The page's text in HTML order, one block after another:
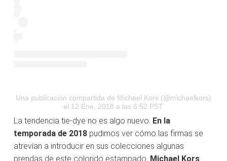
Una publicación compartida de Michael Kors (@michaelkors)
el 12 Ene, 2018 a las 6:52 PST
La tendencia tie-dye no es algo nuevo. En la
temporada de 2018 pudimos ver cómo las firmas se
atrevían a introducir en sus colecciones algunas
prendas de este colorido estampado. Michael Kors